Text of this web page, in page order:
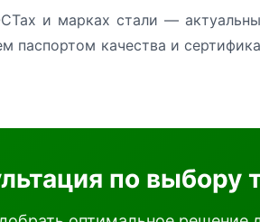
и марках стали —
качества и
по выбору